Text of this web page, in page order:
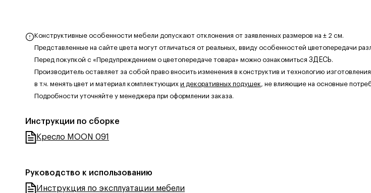
Конструктивные особенности мебели допускают отклонения от заявленных размеров на ± 2 см.
Представленные на сайте цвета могут отличаться от реальных, ввиду особенностей цветопередачи
Перед покупкой с «Предупреждением о цветопередаче товара» можно ознакомиться ЗДЕСЬ.
Производитель оставляет за собой право вносить изменения в конструктив и технологию
в т.ч. менять цвет и материал комплектующих и декоративных подушек, не влияющие на основные
Подробности уточняйте у менеджера при оформлении заказа.
Инструкции по сборке
Кресло MOON 091
Руководство к использованию
Инструкция по эксплуатации мебели